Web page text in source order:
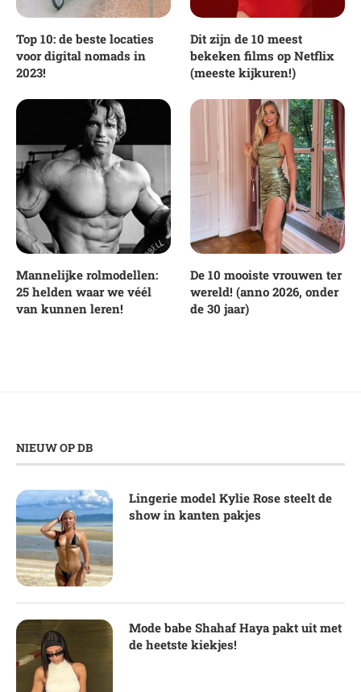
Top 10: de beste locaties
voor digital nomads in
2023!
Dit zijn de 10 meest
bekeken films op Netflix
(meeste kijkuren!)
Mannelijke rolmodellen:
25 helden waar we véél
van kunnen leren!
De 10 mooiste vrouwen ter
wereld! (anno 2026, onder
de 30 jaar)
NIEUW OP DB
Lingerie model Kylie Rose steelt de
show in kanten pakjes
Mode babe Shahaf Haya pakt uit met
de heetste kiekjes!